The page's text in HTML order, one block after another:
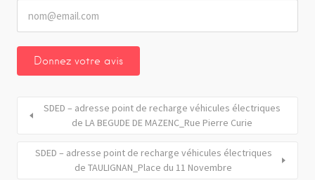
SDED – adresse point de recharge véhicules électriques
de LA BEGUDE DE MAZENC_Rue Pierre Curie
SDED – adresse point de recharge véhicules électriques
de TAULIGNAN_Place du 11 Novembre